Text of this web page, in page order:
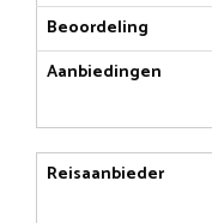
Beoordeling
Aanbiedingen
Reisaanbieder